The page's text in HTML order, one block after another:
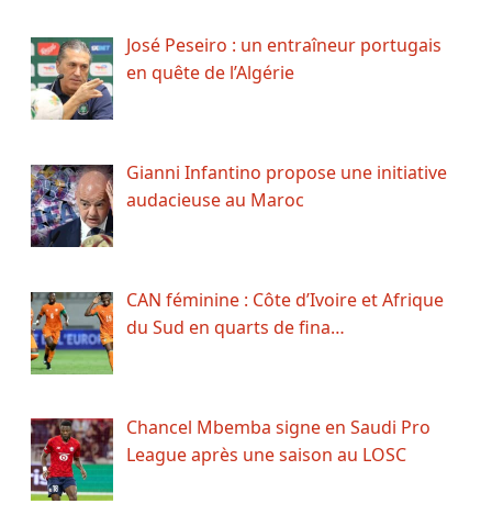
José Peseiro : un entraîneur portugais
en quête de l’Algérie
Gianni Infantino propose une initiative
audacieuse au Maroc
CAN féminine : Côte d’Ivoire et Afrique
du Sud en quarts de fina…
Chancel Mbemba signe en Saudi Pro
League après une saison au LOSC